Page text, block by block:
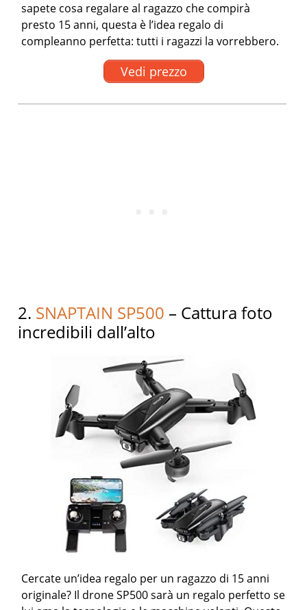
sapete cosa regalare al ragazzo che compirà
presto 15 anni, questa è l’idea regalo di
compleanno perfetta: tutti i ragazzi la vorrebbero.
Vedi prezzo
2. SNAPTAIN SP500 – Cattura foto
incredibili dall’alto
Cercate un’idea regalo per un ragazzo di 15 anni
originale? Il drone SP500 sarà un regalo perfetto se